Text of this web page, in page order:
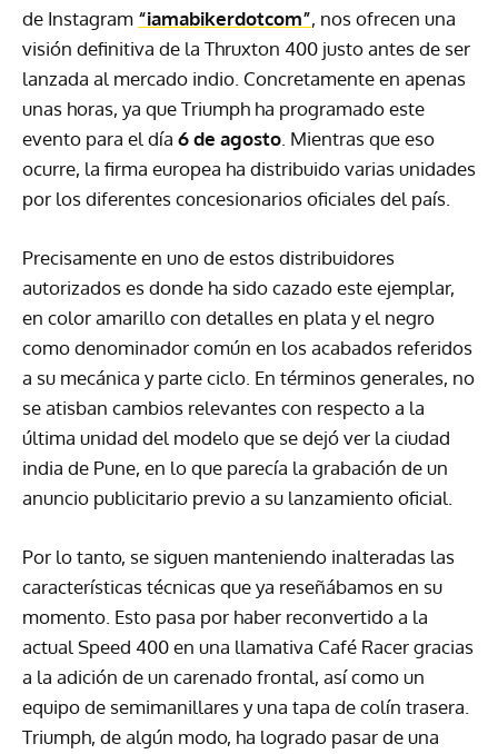
de Instagram “iamabikerdotcom”, nos ofrecen una
visión definitiva de la Thruxton 400 justo antes de ser
lanzada al mercado indio. Concretamente en apenas
unas horas, ya que Triumph ha programado este
evento para el día 6 de agosto. Mientras que eso
ocurre, la firma europea ha distribuido varias unidades
por los diferentes concesionarios oficiales del país.
Precisamente en uno de estos distribuidores
autorizados es donde ha sido cazado este ejemplar,
en color amarillo con detalles en plata y el negro
como denominador común en los acabados referidos
a su mecánica y parte ciclo. En términos generales, no
se atisban cambios relevantes con respecto a la
última unidad del modelo que se dejó ver la ciudad
india de Pune, en lo que parecía la grabación de un
anuncio publicitario previo a su lanzamiento oficial.
Por lo tanto, se siguen manteniendo inalteradas las
características técnicas que ya reseñábamos en su
momento. Esto pasa por haber reconvertido a la
actual Speed 400 en una llamativa Café Racer gracias
a la adición de un carenado frontal, así como un
equipo de semimanillares y una tapa de colín trasera.
Triumph, de algún modo, ha logrado pasar de una